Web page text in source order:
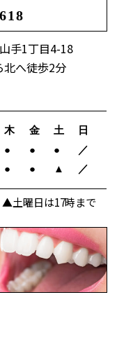
手1丁目4-18
北へ徒歩2分
木 金 土 日
● ● ● ／
● ● ▲ ／
土曜日は17時まで